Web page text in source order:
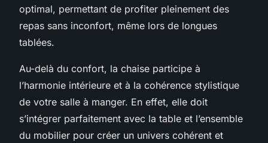
optimal, permettant de profiter pleinement des
repas sans inconfort, même lors de longues
tablées.
Au-delà du confort, la chaise participe à
l’harmonie intérieure et à la cohérence stylistique
de votre salle à manger. En effet, elle doit
s’intégrer parfaitement avec la table et l’ensemble
du mobilier pour créer un univers cohérent et